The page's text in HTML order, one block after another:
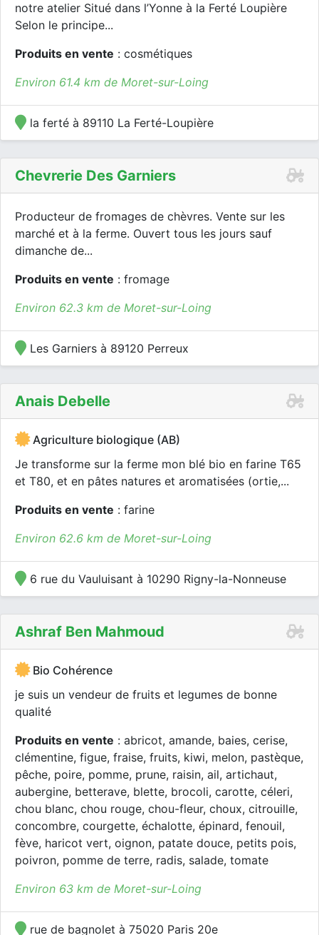
notre atelier Situé dans l’Yonne à la Ferté Loupière
Selon le principe...
Produits en vente : cosmétiques
Environ 61.4 km de Moret-sur-Loing
la ferté à 89110 La Ferté-Loupière
Chevrerie Des Garniers
Producteur de fromages de chèvres. Vente sur les
marché et à la ferme. Ouvert tous les jours sauf
dimanche de...
Produits en vente : fromage
Environ 62.3 km de Moret-sur-Loing
Les Garniers à 89120 Perreux
Anais Debelle
Agriculture biologique (AB)
Je transforme sur la ferme mon blé bio en farine T65
et T80, et en pâtes natures et aromatisées (ortie,...
Produits en vente : farine
Environ 62.6 km de Moret-sur-Loing
6 rue du Vauluisant à 10290 Rigny-la-Nonneuse
Ashraf Ben Mahmoud
Bio Cohérence
je suis un vendeur de fruits et legumes de bonne
qualité
Produits en vente : abricot, amande, baies, cerise,
clémentine, figue, fraise, fruits, kiwi, melon, pastèque,
pêche, poire, pomme, prune, raisin, ail, artichaut,
aubergine, betterave, blette, brocoli, carotte, céleri,
chou blanc, chou rouge, chou-fleur, choux, citrouille,
concombre, courgette, échalotte, épinard, fenouil,
fève, haricot vert, oignon, patate douce, petits pois,
poivron, pomme de terre, radis, salade, tomate
Environ 63 km de Moret-sur-Loing
rue de bagnolet à 75020 Paris 20e